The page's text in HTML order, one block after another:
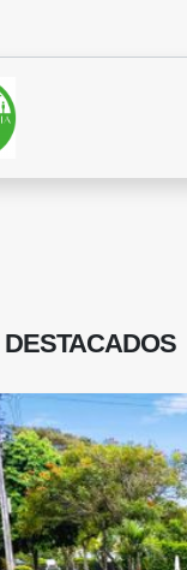
DESTACADOS